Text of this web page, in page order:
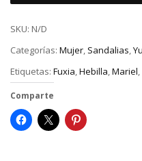
SKU: N/D
Categorías: Mujer, Sandalias,
Etiquetas: Fuxia,Hebilla,Mariel,
Comparte